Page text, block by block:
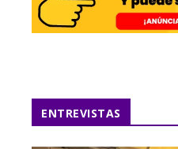
ENTREVISTAS